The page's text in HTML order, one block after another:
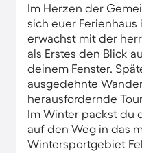
Im Herzen der
sich euer Ferienhaus
erwachst mit der
als Erstes den Blick
deinem Fenster.
ausgedehnte
herausfordernde
Im Winter packst du
auf den Weg in das
Wintersportgebiet